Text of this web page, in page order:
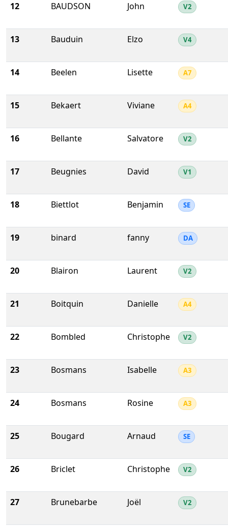
12 BAUDSON John V2
13 Bauduin Elzo V4
14 Beelen Lisette A7
15 Bekaert Viviane A4
16 Bellante Salvatore V2
17 Beugnies David V1
18 Biettlot Benjamin SE
19 binard fanny DA
20 Blairon Laurent V2
21 Boitquin Danielle A4
22 Bombled Christophe V2
23 Bosmans Isabelle A3
24 Bosmans Rosine A3
25 Bougard Arnaud SE
26 Briclet Christophe V2
27 Brunebarbe Joël V2